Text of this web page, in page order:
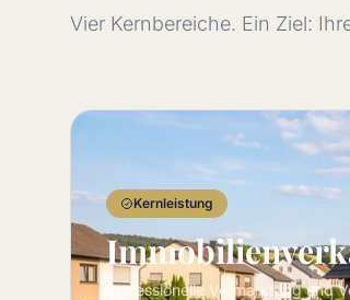
Vier Kernbereiche. Ein Ziel:
Kernleistung
Professionelle Vermarktung und